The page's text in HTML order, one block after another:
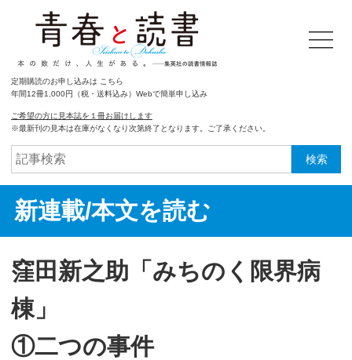
定期購読のお申し込みは こちら
年間12冊1,000円（税・送料込み）Webで簡単申し込み
ご希望の方に見本誌を１冊お届けします
※最新刊の見本は在庫がなくなり次第終了となります。ご了承ください。
検索
新連載/本文を読む
窪田新之助「みちのく限界病
棟」
①二つの事件